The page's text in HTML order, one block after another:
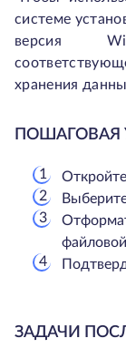
системе
версия
хранения
ПОШАГОВАЯ
ЗАДАЧИ